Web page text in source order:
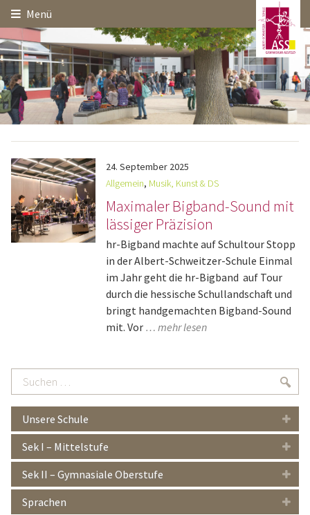
Startseite
Hauptinhalt
Menü
Themennavigation
24. September 2025
Allgemein, Musik, Kunst & DS
Maximaler Bigband-Sound mit
lässiger Präzision
hr-Bigband machte auf Schultour Stopp
in der Albert-Schweitzer-Schule Einmal
im Jahr geht die hr-Bigband auf Tour
durch die hessische Schullandschaft und
bringt handgemachten Bigband-Sound
mit. Vor … mehr lesen
Suchen
…
Unsere Schule
Sek I – Mittelstufe
Sek II – Gymnasiale Oberstufe
Sprachen